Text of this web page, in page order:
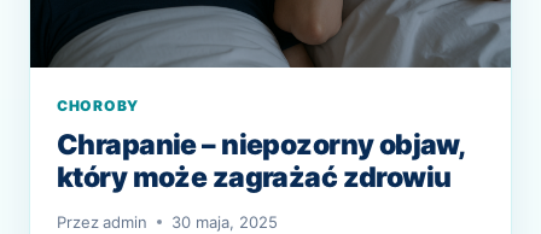
CHOROBY
Chrapanie – niepozorny objaw,
który może zagrażać zdrowiu
Przezadmin 30 maja, 2025